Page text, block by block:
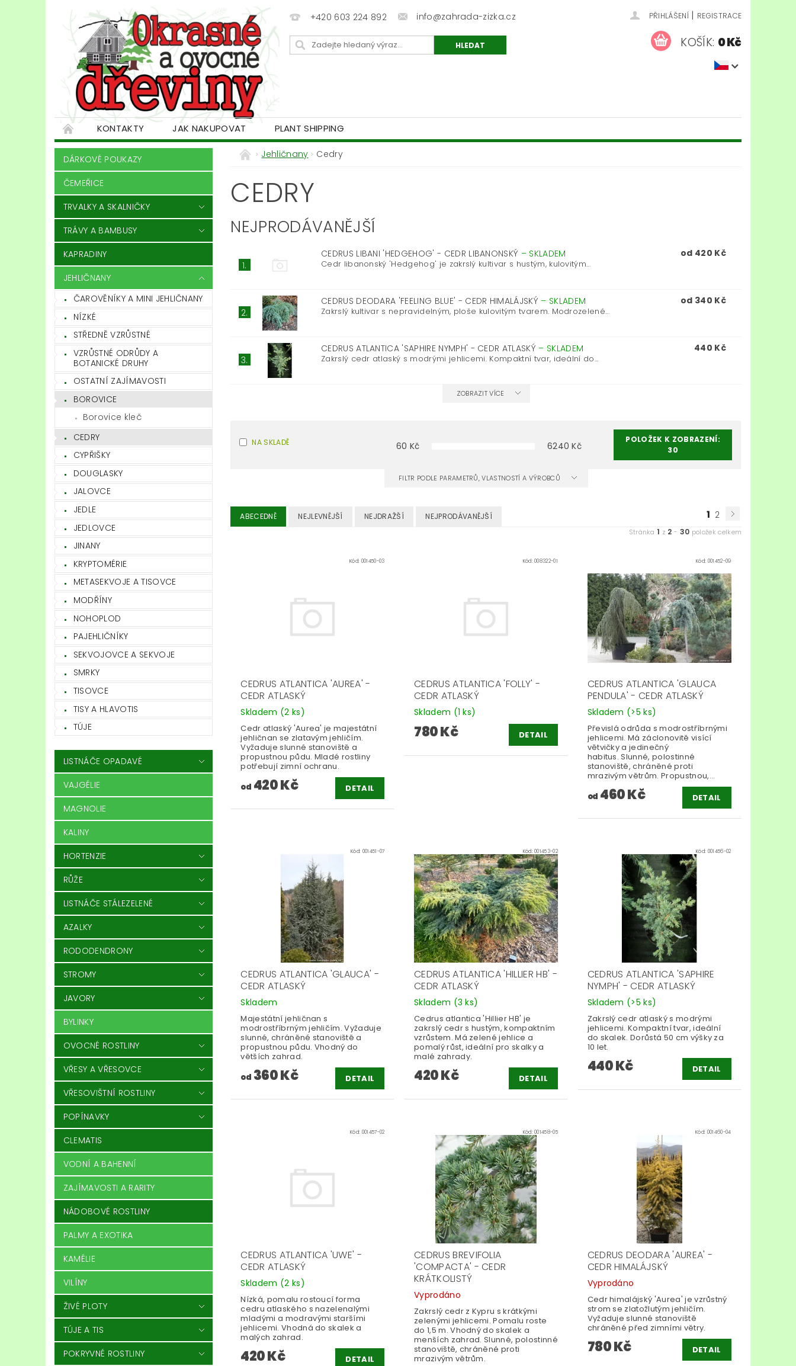
+420 603 224 892 info@zahrada-zizka.cz PŘIHLÁŠENÍ | REGISTRACE
KOŠÍK: 0 Kč
KONTAKTY JAK NAKUPOVAT PLANT SHIPPING
DÁRKOVÉ POUKAZY
ČEMEŘICE
TRVALKY A SKALNIČKY
TRÁVY A BAMBUSY
KAPRADINY
JEHLIČNANY
ČAROVĚNÍKY A MINI JEHLIČNANY
NÍZKÉ
STŘEDNĚ VZRŮSTNÉ
VZRŮSTNÉ ODRŮDY A
BOTANICKÉ DRUHY
OSTATNÍ ZAJÍMAVOSTI
BOROVICE
Borovice kleč
CEDRY
CYPŘIŠKY
DOUGLASKY
JALOVCE
JEDLE
JEDLOVCE
JINANY
KRYPTOMÉRIE
METASEKVOJE A TISOVCE
MODŘÍNY
NOHOPLOD
PAJEHLIČNÍKY
SEKVOJOVCE A SEKVOJE
SMRKY
TISOVCE
TISY A HLAVOTIS
TÚJE
LISTNÁČE OPADAVÉ
VAJGÉLIE
MAGNOLIE
KALINY
HORTENZIE
RŮŽE
LISTNÁČE STÁLEZELENÉ
AZALKY
RODODENDRONY
STROMY
JAVORY
BYLINKY
OVOCNÉ ROSTLINY
VŘESY A VŘESOVCE
VŘESOVIŠTNÍ ROSTLINY
POPÍNAVKY
CLEMATIS
VODNÍ A BAHENNÍ
ZAJÍMAVOSTI A RARITY
NÁDOBOVÉ ROSTLINY
PALMY A EXOTIKA
KAMÉLIE
VILÍNY
ŽIVÉ PLOTY
TÚJE A TIS
POKRYVNÉ ROSTLINY
Jehličnany Cedry
CEDRY
NEJPRODÁVANĚJŠÍ
1.
CEDRUS LIBANI 'HEDGEHOG' - CEDR LIBANONSKÝ – SKLADEM
Cedr libanonský 'Hedgehog' je zakrslý kultivar s hustým, kulovitým...
od 420 Kč
2.
CEDRUS DEODARA 'FEELING BLUE' - CEDR HIMALÁJSKÝ – SKLADEM
Zakrslý kultivar s nepravidelným, ploše kulovitým tvarem. Modrozelené...
od 340 Kč
3.
CEDRUS ATLANTICA 'SAPHIRE NYMPH' - CEDR ATLASKÝ – SKLADEM
Zakrslý cedr atlaský s modrými jehlicemi. Kompaktní tvar, ideální do...
440 Kč
ZOBRAZIT VÍCE
NA SKLADĚ 60 Kč 6240 Kč
POLOŽEK K ZOBRAZENÍ:
30
FILTR PODLE PARAMETRŮ, VLASTNOSTÍ A VÝROBCŮ
ABECEDNĚ NEJLEVNĚJŠÍ NEJDRAŽŠÍ NEJPRODÁVANĚJŠÍ 1 2
Stránka1 z 2 - 30 položek celkem
Kód: 001450-03
CEDRUS ATLANTICA 'AUREA' -
CEDR ATLASKÝ
Skladem (2 ks)
Cedr atlaský 'Aurea' je majestátní
jehličnan se zlatavým jehličím.
Vyžaduje slunné stanoviště a
propustnou půdu. Mladé rostliny
potřebují zimní ochranu.
od 420 Kč DETAIL
Kód:008322-01
CEDRUS ATLANTICA 'FOLLY' -
CEDR ATLASKÝ
Skladem (1 ks)
780 Kč DETAIL
Kód: 001452-09
CEDRUS ATLANTICA 'GLAUCA
PENDULA' - CEDR ATLASKÝ
Skladem (>5 ks)
Převislá odrůda s modrostříbrnými
jehlicemi. Má záclonovitě visící
větvičky a jedinečný
habitus. Slunné, polostinné
stanoviště, chráněné proti
mrazivým větrům. Propustnou,...
od 460 Kč DETAIL
Kód: 001451-07
CEDRUS ATLANTICA 'GLAUCA' -
CEDR ATLASKÝ
Skladem
Majestátní jehličnan s
modrostříbrným jehličím. Vyžaduje
slunné, chráněné stanoviště a
propustnou půdu. Vhodný do
větších zahrad.
od 360 Kč DETAIL
Kód:001453-02
CEDRUS ATLANTICA 'HILLIER HB' -
CEDR ATLASKÝ
Skladem (3 ks)
Cedrus atlantica 'Hillier HB' je
zakrslý cedr s hustým, kompaktním
vzrůstem. Má zelené jehlice a
pomalý růst, ideální pro skalky a
malé zahrady.
420 Kč DETAIL
Kód: 001456-02
CEDRUS ATLANTICA 'SAPHIRE
NYMPH' - CEDR ATLASKÝ
Skladem (>5 ks)
Zakrslý cedr atlaský s modrými
jehlicemi. Kompaktní tvar, ideální
do skalek. Dorůstá 50 cm výšky za
10 let.
440 Kč DETAIL
Kód: 001457-02
CEDRUS ATLANTICA 'UWE' -
CEDR ATLASKÝ
Skladem (2 ks)
Nízká, pomalu rostoucí forma
cedru atlaského s nazelenalými
mladými a modravými staršími
jehlicemi. Vhodná do skalek a
malých zahrad.
420 Kč DETAIL
Kód:001458-05
CEDRUS BREVIFOLIA
'COMPACTA' - CEDR
KRÁTKOLISTÝ
Vyprodáno
Zakrslý cedr z Kypru s krátkými
zelenými jehlicemi. Pomalu roste
do 1,5 m. Vhodný do skalek a
menších zahrad. Slunné, polostinné
stanoviště, chráněné proti
mrazivým větrům.
Kód: 001460-04
CEDRUS DEODARA 'AUREA' -
CEDR HIMALÁJSKÝ
Vyprodáno
Cedr himalájský 'Aurea' je vzrůstný
strom se zlatožlutým jehličím.
Vyžaduje slunné stanoviště
chráněné před zimními větry.
780 Kč DETAIL